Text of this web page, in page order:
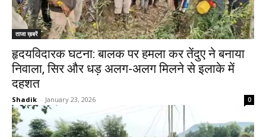
ताजा ख़बरें
हृदयविदारक घटना: बालक पर हमला कर तेंदुए ने बनाया
निवाला, सिर और धड़ अलग-अलग मिलने से इलाके में
दहशत
Shadik - January 23, 2026 0